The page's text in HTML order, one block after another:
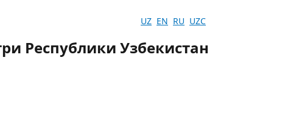
UZ EN RU UZC
Республики Узбекистан